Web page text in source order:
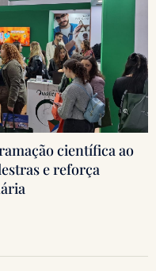
científica ao
e reforça